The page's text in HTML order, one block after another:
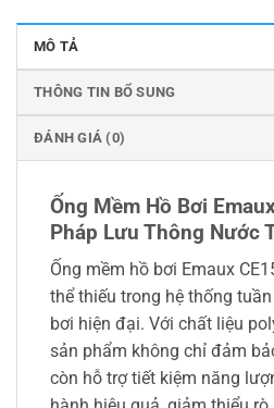
MÔ TẢ
THÔNG TIN BỔ SUNG
ĐÁNH GIÁ (0)
Ống Mềm Hồ Bơi
Pháp Lưu Thông Nước
Ống mềm hồ bơi Emaux
thể thiếu trong hệ thống
bơi hiện đại. Với chất liệu
sản phẩm không chỉ đảm
còn hỗ trợ tiết kiệm năng